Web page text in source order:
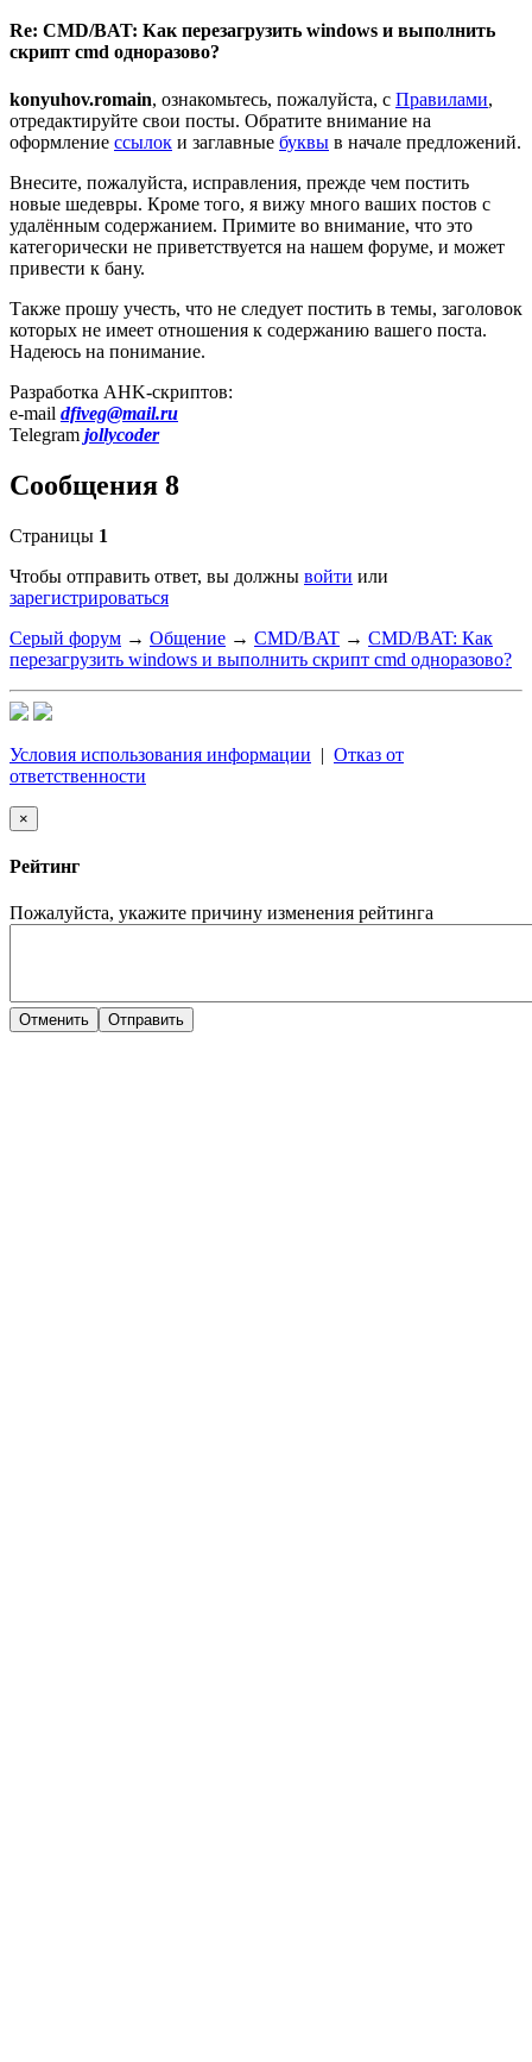
Re: CMD/BAT: Как перезагрузить windows и выполнить
скрипт cmd одноразово?
konyuhov.romain, ознакомьтесь, пожалуйста, с Правилами,
отредактируйте свои посты. Обратите внимание на
оформление ссылок и заглавные буквы в начале предложений.
Внесите, пожалуйста, исправления, прежде чем постить
новые шедевры. Кроме того, я вижу много ваших постов с
удалённым содержанием. Примите во внимание, что это
категорически не приветствуется на нашем форуме, и может
привести к бану.
Также прошу учесть, что не следует постить в темы, заголовок
которых не имеет отношения к содержанию вашего поста.
Надеюсь на понимание.
Разработка AHK-скриптов:
e-mail dfiveg@mail.ru
Telegram jollycoder
Сообщения 8
Страницы 1
Чтобы отправить ответ, вы должны войти или
зарегистрироваться
Серый форум → Общение → CMD/BAT → CMD/BAT: Как
перезагрузить windows и выполнить скрипт cmd одноразово?
Условия использования информации | Отказ от
ответственности
×
Рейтинг
Пожалуйста, укажите причину изменения рейтинга
Отменить Отправить